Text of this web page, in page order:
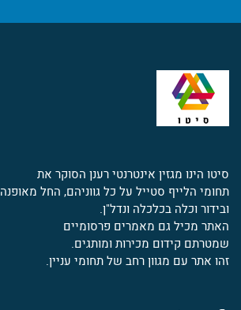
סיטו הינו מגזין אינטרנטי רענן הסוקר את
תחומי הלייף סטייל על כל גווניהם, החל מאופנה
ובידור וכלה בכלכלה ונדל"ן.
האתר מכיל גם מאמרים פרסומיים
שמטרתם קידום מכירות ומותגים.
זהו אתר עם מגוון רחב של תחומי עניין.